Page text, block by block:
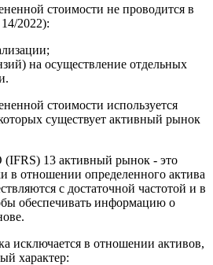
стоимости не проводится в
2022):
на осуществление отдельных
стоимости используется
существует активный рынок
13 активный рынок - это
в отношении определенного актива
с достаточной частотой и в
обеспечивать информацию о
исключается в отношении активов,
характер: